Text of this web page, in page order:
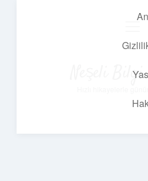
Neşeli Bilgi